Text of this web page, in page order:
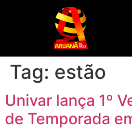
Tag: estão
Univar lança 1º
de Temporada